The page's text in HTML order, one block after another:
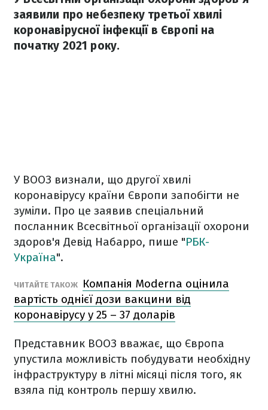
заявили про небезпеку третьої хвилі
коронавірусної інфекції в Європі на
початку 2021 року.
У ВООЗ визнали, що другої хвилі
коронавірусу країни Європи запобігти не
зуміли. Про це заявив спеціальний
посланник Всесвітньої організації охорони
здоров'я Девід Набарро, пише "РБК-
Україна".
ЧИТАЙТЕ ТАКОЖ
Компанія Moderna оцінила
вартість однієї дози вакцини від
коронавірусу у 25 – 37 доларів
Представник ВООЗ вважає, що Європа
упустила можливість побудувати необхідну
інфраструктуру в літні місяці після того, як
взяла під контроль першу хвилю.